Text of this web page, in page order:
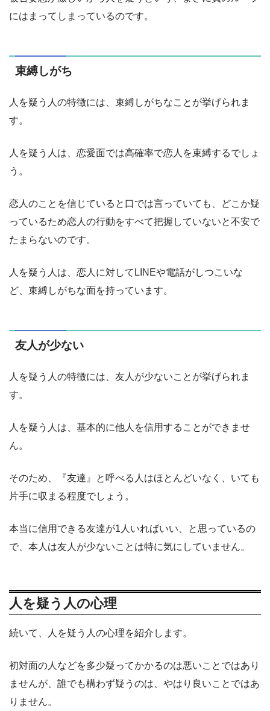
にはまってしまっているのです。
束縛しがち
人を疑う人の特徴には、束縛しがちなことが挙げられま
す。
人を疑う人は、恋愛面では高確率で恋人を束縛するでしょ
う。
恋人のことを信じていると口では言っていても、どこか疑
っているため恋人の行動をすべて把握していないと不安で
たまらないのです。
人を疑う人は、恋人に対してLINEや電話がしつこいな
ど、束縛しがちな面を持っています。
友人が少ない
人を疑う人の特徴には、友人が少ないことが挙げられま
す。
人を疑う人は、基本的に他人を信用することができませ
ん。
そのため、『友達』と呼べる人はほとんどいなく、いても
片手に収まる程度でしょう。
本当に信用できる友達が1人いればいい、と思っているの
で、本人は友人が少ないことは特に気にしていません。
人を疑う人の心理
続いて、人を疑う人の心理を紹介します。
初対面の人などを多少疑ってかかるのは悪いことではあり
ませんが、誰でも構わず疑うのは、やはり良いことではあ
りません。